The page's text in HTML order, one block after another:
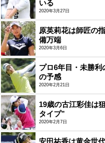
いる
2020年3月27日
原英莉花は師匠の
備万端
2020年3月6日
プロ6年目・未勝
の予感
2020年2月21日
19歳の古江彩佳は
タイプ”
2020年2月7日
安田祐香は黄金世